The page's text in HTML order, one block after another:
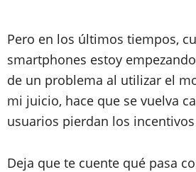
Pero en los últimos tiempos,
smartphones estoy
de un problema al utilizar el
mi juicio, hace que se vuelva
usuarios pierdan los
Deja que te cuente qué pasa